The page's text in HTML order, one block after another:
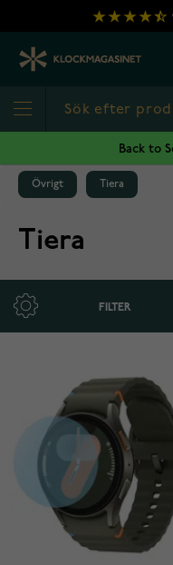
Hoppa till innehållet
Back to
Övrigt Tiera
Tiera
FILTER